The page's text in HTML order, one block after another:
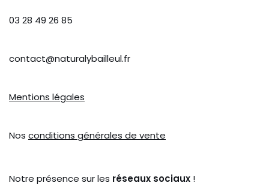
03 28 49 26 85
contact@naturalybailleul.fr
Mentions légales
Nos conditions générales de vente
Notre présence sur les réseaux sociaux !